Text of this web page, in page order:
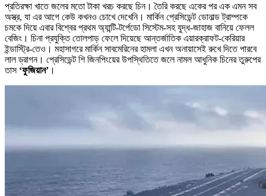
প্রতিরক্ষা খাতে জলের মতো টাকা খরচ করছে চিন। তৈরি করছে একের পর এক এমন সব
অস্ত্র, যা এর আগে কেউ কখনও চোখে দেখেনি। মার্কিন প্রেসিডেন্ট ডোনাল্ড ট্রাম্পকে
চমকে দিয়ে এবার বিশ্বের প্রথম অ্যান্টি-টর্পেডো সিস্টেম-সহ যুদ্ধ-জাহাজ বানিয়ে ফেলল
বেজিং। চিনা প্রযুক্তি তোলপাড় ফেলে দিয়েছে আন্তর্জাতিক এয়ারক্রাফট-কেরিয়ার
ইন্ডাস্ট্রি-তেও। মহাসাগরে মার্কিন সাবমেরিনের হামলা এখন অনায়াসেই রুখে দিতে পারবে
লাল ড্রাগন। প্রেসিডেন্ট শি জিনপিংয়ের উপস্থিতিতে জলে নামল আধুনিক চিনের তুরুপের
তাস ‘ফুজিয়ান’ ।